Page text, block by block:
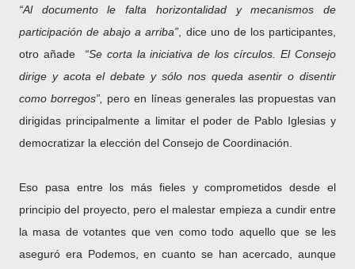
“Al documento le falta horizontalidad y mecanismos de
participación de abajo a arriba”, dice uno de los participantes,
otro añade “Se corta la iniciativa de los círculos. El Consejo
dirige y acota el debate y sólo nos queda asentir o disentir
como borregos”, pero en líneas generales las propuestas van
dirigidas principalmente a limitar el poder de Pablo Iglesias y
democratizar la elección del Consejo de Coordinación.
Eso pasa entre los más fieles y comprometidos desde el
principio del proyecto, pero el malestar empieza a cundir entre
la masa de votantes que ven como todo aquello que se les
aseguró era Podemos, en cuanto se han acercado, aunque